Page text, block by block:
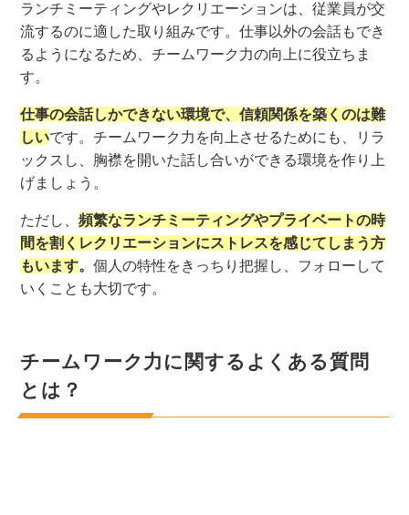
ランチミーティングやレクリエーションは、従業員が交
流するのに適した取り組みです。仕事以外の会話もでき
るようになるため、チームワーク力の向上に役立ちま
す。
仕事の会話しかできない環境で、信頼関係を築くのは難
しいです。チームワーク力を向上させるためにも、リラ
ックスし、胸襟を開いた話し合いができる環境を作り上
げましょう。
ただし、頻繁なランチミーティングやプライベートの時
間を割くレクリエーションにストレスを感じてしまう方
もいます。個人の特性をきっちり把握し、フォローして
いくことも大切です。
チームワーク力に関するよくある質問
とは？